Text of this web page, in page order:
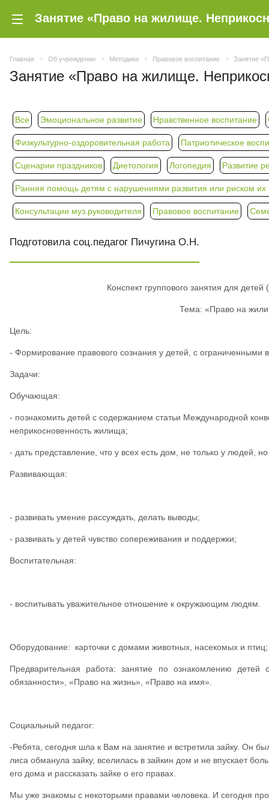
Главная Об учреждении Методики Правовое воспитание Занятие
Занятие «Право на жилище.
Все Эмоциональное развитие Нравственное воспитание
Физкультурно-оздоровительная работа Патриотическое
Сценарии праздников Диетология Логопедия Развитие
Ранняя помощь детям с нарушениями развития или риском их
Консультации муз.руководителя Правовое воспитание
Подготовила соц.педагог Пичугина О.Н.
Конспект группового занятия для
Тема: «Право на
Цель:
- Формирование правового сознания у детей, с ограниченными
Задачи:
Обучающая:
- познакомить детей с содержанием статьи Международной
неприкосновенность жилища;
- дать представление, что у всех есть дом, не только у людей,
Развивающая:
- развивать умение рассуждать, делать выводы;
- развивать у детей чувство сопереживания и поддержки;
Воспитательная:
- воспитывать уважительное отношение к окружающим людям.
Оборудование: карточки с домами животных, насекомых и
Предварительная работа: занятие по ознакомлению
обязанности», «Право на жизнь», «Право на имя».
Социальный педагог:
-Ребята, сегодня шла к Вам на занятие и встретила зайку. Он
лиса обманула зайку, вселилась в зайкин дом и не впускает
его дома и рассказать зайке о его правах.
Мы уже знакомы с некоторыми правами человека. И сегодня